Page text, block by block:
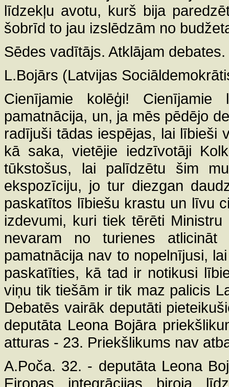
līdzekļu avotu, kurš bija
šobrīd to jau izslēdzām no
Sēdes vadītājs. Atklājam
L.Bojārs (Latvijas
Cienījamie kolēģi!
pamatnācija, un, ja mēs pēdējo
radījuši tādas iespējas, lai lībieši
kā saka, vietējie iedzīvotāji
tūkstošus, lai palīdzētu šim
ekspozīciju, jo tur diezgan
paskatītos lībiešu krastu un līvu
izdevumi, kuri tiek tērēti
nevaram no turienes
pamatnācija nav to nopelnījusi,
paskatīties, kā tad ir notikusi
viņu tik tiešām ir tik maz palicis
Debatēs vairāk deputāti
deputāta Leona Bojāra
atturas - 23. Priekšlikums nav
A.Poča. 32. - deputāta Leona
Eiropas integrācijas biroja